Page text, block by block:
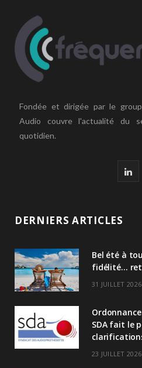
Fondée et dirigée par le
Audio couvre l'actualité du
quotidien.
L
e
n
DERNIERS ARTICLES
Bel été à
fidélité…
31 JUILLET 2026
SDA fait le
23 JUILLET 2026